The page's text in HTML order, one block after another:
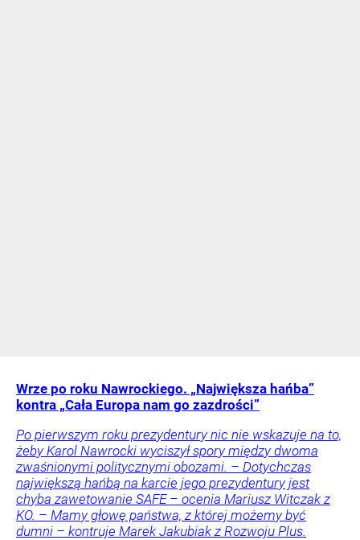
Wrze po roku Nawrockiego. „Największa hańba”
kontra „Cała Europa nam go zazdrości”
Po pierwszym roku prezydentury nic nie wskazuje na to,
żeby Karol Nawrocki wyciszył spory między dwoma
zwaśnionymi politycznymi obozami. – Dotychczas
największą hańbą na karcie jego prezydentury jest
chyba zawetowanie SAFE – ocenia Mariusz Witczak z
KO. – Mamy głowę państwa, z której możemy być
dumni – kontruje Marek Jakubiak z Rozwoju Plus.